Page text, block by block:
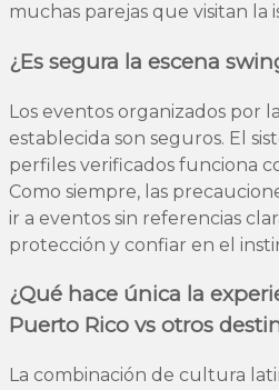
muchas parejas que visitan la
¿Es segura la escena
Los eventos organizados por
establecida son seguros. El
perfiles verificados funciona
Como siempre, las
ir a eventos sin referencias
protección y confiar en el
¿Qué hace única la
Puerto Rico vs otros
La combinación de cultura